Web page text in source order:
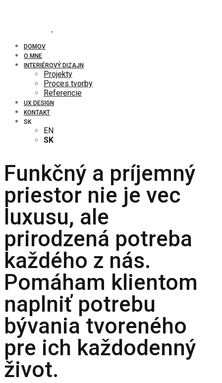
DOMOV
O MNE
INTERIÉROVÝ DIZAJN
Projekty
Proces tvorby
Referencie
UX DESIGN
KONTAKT
SK
EN
SK
Funkčný a príjemný
priestor nie je vec
luxusu, ale
prirodzená potreba
každého z nás.
Pomáham klientom
naplniť potrebu
bývania tvoreného
pre ich každodenný
život.